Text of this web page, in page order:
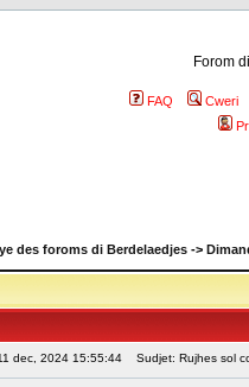
Forom
FAQ
Cweri
des foroms di Berdelaedjes ->
dec, 2024 15:55:44 Sudjet: Rujhes sol